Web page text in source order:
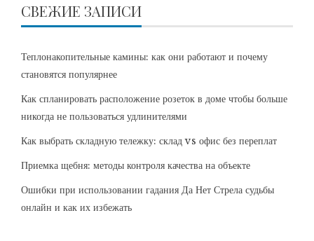
СВЕЖИЕ ЗАПИСИ
Теплонакопительные камины: как они работают и почему
становятся популярнее
Как спланировать расположение розеток в доме чтобы больше
никогда не пользоваться удлинителями
Как выбрать складную тележку: склад vs офис без переплат
Приемка щебня: методы контроля качества на объекте
Ошибки при использовании гадания Да Нет Стрела судьбы
онлайн и как их избежать